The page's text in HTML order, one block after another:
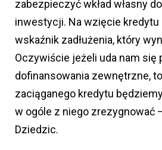
zabezpieczyć wkład własny
inwestycji. Na wzięcie kredytu
wskaźnik zadłużenia, który
Oczywiście jeżeli uda nam się
dofinansowania zewnętrzne,
zaciąganego kredytu
w ogóle z niego zrezygnować
Dziedzic.